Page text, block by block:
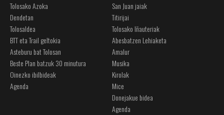
Tolosako Azoka
Dendetan
Tolosaldea
BTT eta Trail geltokia
Asteburu bat Tolosan
Beste Plan batzuk 30 minutura
Oinezko ibilbideak
Agenda
San Juan jaiak
Titirijai
Tolosako Iñauteriak
Abesbatzen Lehiaketa
Amalur
Musika
Kirolak
Mice
Donejakue bidea
Agenda